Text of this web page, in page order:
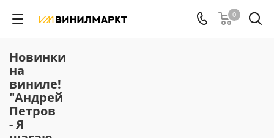
0
Новинки
на
виниле!
"Андрей
Петров
- Я